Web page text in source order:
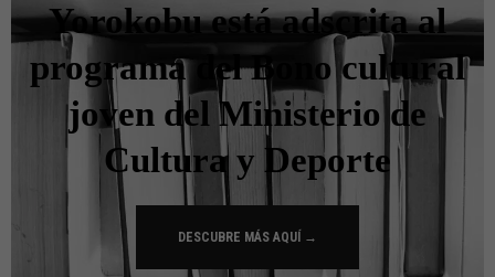
Yorokobu está adscrita al
programa del Bono cultural
joven del Ministerio de
Cultura y Deporte
DESCUBRE MÁS AQUÍ →